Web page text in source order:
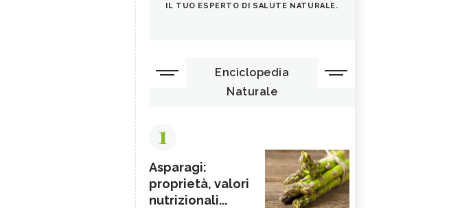
IL TUO ESPERTO DI SALUTE NATURALE.
Enciclopedia
Naturale
1
Asparagi:
proprietà, valori
nutrizionali...